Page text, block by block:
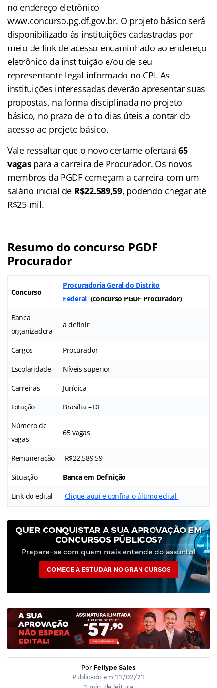
no endereço eletrônico
www.concurso.pg.df.gov.br. O projeto básico será
disponibilizado às instituições cadastradas por
meio de link de acesso encaminhado ao endereço
eletrônico da instituição e/ou de seu
representante legal informado no CPI. As
instituições interessadas deverão apresentar suas
propostas, na forma disciplinada no projeto
básico, no prazo de oito dias úteis a contar do
acesso ao projeto básico.
Vale ressaltar que o novo certame ofertará65
vagaspara a carreira de Procurador. Os novos
membros da PGDF começam a carreira com um
salário inicial de R$22.589,59, podendo chegar até
R$25 mil.
Resumo do concurso PGDF
Procurador
Concurso
Procuradoria Geral do Distrito
Federal (concurso PGDF Procurador)
Banca
organizadora
a definir
Cargos Procurador
Escolaridade Níveis superior
Carreiras Jurídica
Lotação Brasília – DF
Número de
vagas
65 vagas
Remuneração R$22.589,59
Situação Banca em Definição
Link do edital Clique aqui e confira o último edital
QUER CONQUISTAR A SUA APROVAÇÃO EM
CONCURSOS PÚBLICOS?
Prepare-se com quem mais entende do assunto!
COMECE A ESTUDAR NO GRAN CURSOS
Por Fellype Sales
Publicado em 11/02/21